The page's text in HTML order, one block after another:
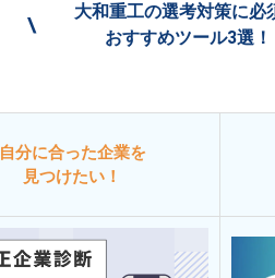
\
大和重工の選考対策に必
おすすめツール3選！
自分に合った企業を
見つけたい！